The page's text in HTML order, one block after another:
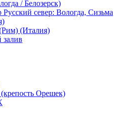
/ Белозерск)
Русский север: Вологда, Сизьма
(Италия)
Орешек)